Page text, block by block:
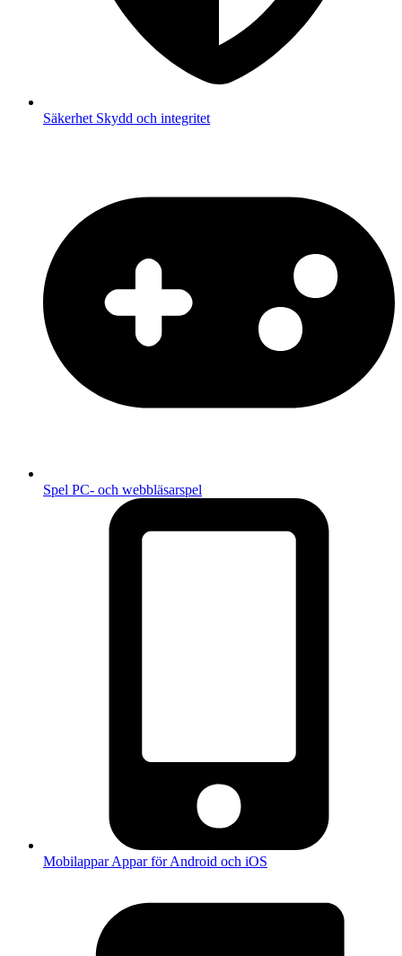
Säkerhet Skydd och integritet
Spel PC- och webbläsarspel
MobilapparAppar för Android och iOS